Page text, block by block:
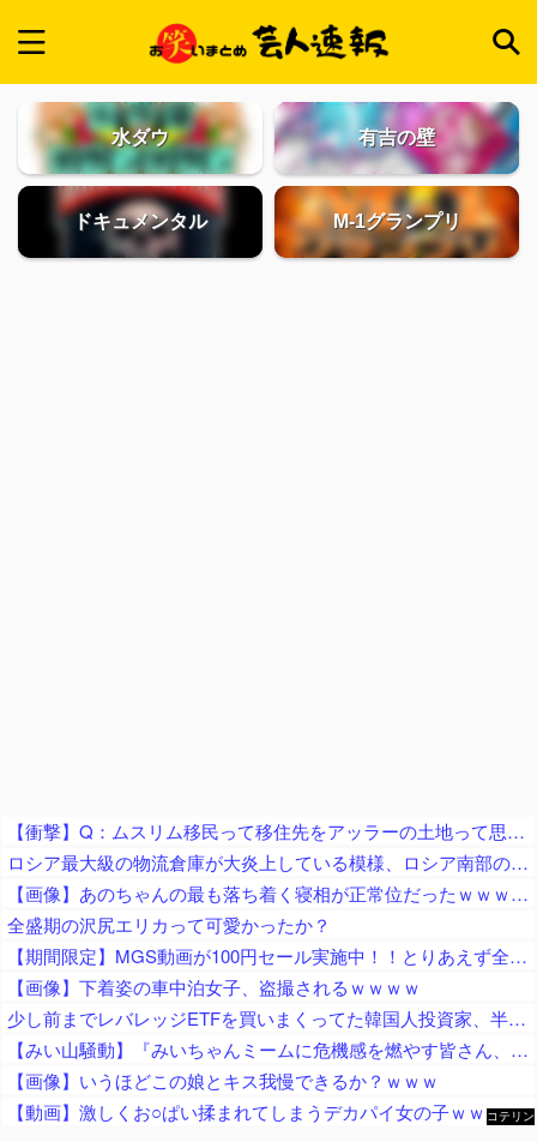
水ダウ 有吉の壁
ドキュメンタル M-1グランプリ
【衝撃】Q：ムスリム移民って移住先をアッラーの土地って思ってるの？ → 衝撃の回答がコチラ → ｗｗｗｗｗｗｗｗｗｗｗｗｗｗ
ロシア最大級の物流倉庫が大炎上している模様、ロシア南部の物流網が破綻寸前の瀬戸際に……
【画像】あのちゃんの最も落ち着く寝相が正常位だったｗｗｗｗｗｗｗｗｗｗｗｗｗｗｗｗｗｗｗｗｗｗｗｗｗｗｗｗｗｗｗｗｗｗｗｗ
全盛期の沢尻エリカって可愛かったか？
【期間限定】MGS動画が100円セール実施中！！とりあえず全部買うやろｗｗｗｗｗ
【画像】下着姿の車中泊女子、盗撮されるｗｗｗｗ
少し前までレバレッジETFを買いまくってた韓国人投資家、半導体株が下落局面に突入したと判断した途端に……
【みい山騒動】『みいちゃんミームに危機感を燃やす皆さん、何故チー牛ミームに微温的だったの？フェミの男性揶揄を、なぜ諫めてくれなかった？』
【画像】いうほどこの娘とキス我慢できるか？ｗｗｗ
【動画】激しくお○ぱい揉まれてしまうデカパイ女の子ｗｗｗｗｗｗｗｗ
コテリン